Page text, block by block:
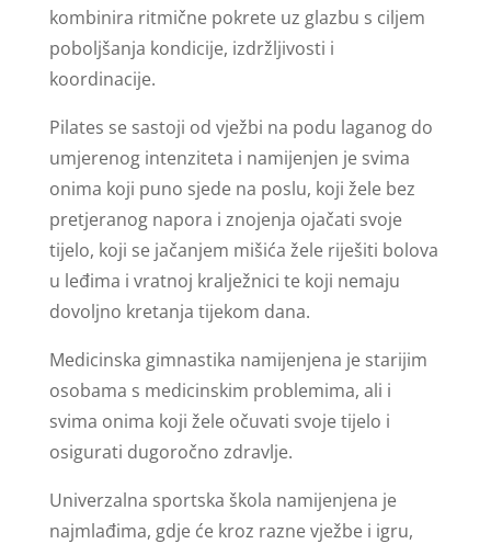
kombinira ritmične pokrete uz glazbu s ciljem
poboljšanja kondicije, izdržljivosti i
koordinacije.
Pilates se sastoji od vježbi na podu laganog do
umjerenog intenziteta i namijenjen je svima
onima koji puno sjede na poslu, koji žele bez
pretjeranog napora i znojenja ojačati svoje
tijelo, koji se jačanjem mišića žele riješiti bolova
u leđima i vratnoj kralježnici te koji nemaju
dovoljno kretanja tijekom dana.
Medicinska gimnastika namijenjena je starijim
osobama s medicinskim problemima, ali i
svima onima koji žele očuvati svoje tijelo i
osigurati dugoročno zdravlje.
Univerzalna sportska škola namijenjena je
najmlađima, gdje će kroz razne vježbe i igru,